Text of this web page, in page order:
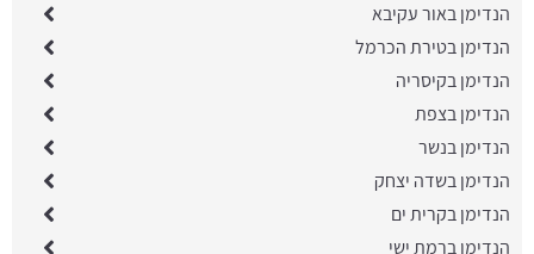
הנדימן באור עקיבא
הנדימן בטירת הכרמל
הנדימן בקיסריה
הנדימן בצפת
הנדימן בנשר
הנדימן בשדה יצחק
הנדימן בקרית ים
הנדימן ברמת ישי